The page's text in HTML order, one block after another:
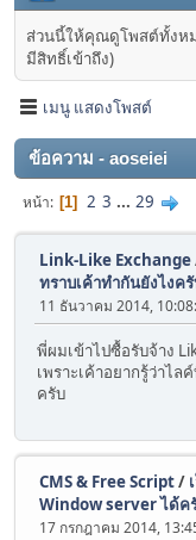
ส่วนนี้ให้คุณดูโพสต์ทั้งห
มีสิทธิ์เข้าถึง)
เมนู แสดงโพสต์
ข้อความ - aoseiei
หน้า 1 2 3 ... 29
Link-Like Exchange
ทราบเค้าทำกันยังไงค
11 ธันวาคม 2014,
พี่ผมเข้าไปซื้อรับจ้าง
เพราะเค้าอยากรู้ว่าไ
ครับ
CMS & Free Script/
Window server ได้ค
17 กรกฎาคม 2014,